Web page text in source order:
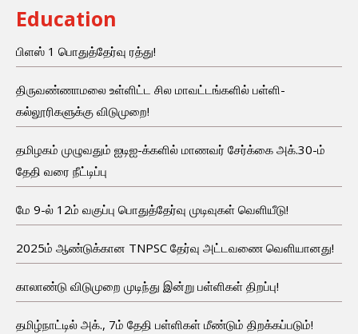
Education
பிளஸ் 1 பொதுத்தேர்வு ரத்து!
திருவண்ணாமலை உள்ளிட்ட சில மாவட்டங்களில் பள்ளி-
கல்லூரிகளுக்கு விடுமுறை!
தமிழகம் முழுவதும் ஐடிஐ-க்களில் மாணவர் சேர்க்கை அக்.30-ம்
தேதி வரை நீட்டிப்பு
மே 9-ல் 12ம் வகுப்பு பொதுத்தேர்வு முடிவுகள் வெளியீடு!
2025ம் ஆண்டுக்கான TNPSC தேர்வு அட்டவணை வெளியானது!
காலாண்டு விடுமுறை முடிந்து இன்று பள்ளிகள் திறப்பு!
தமிழ்நாட்டில் அக்., 7ம் தேதி பள்ளிகள் மீண்டும் திறக்கப்படும்!